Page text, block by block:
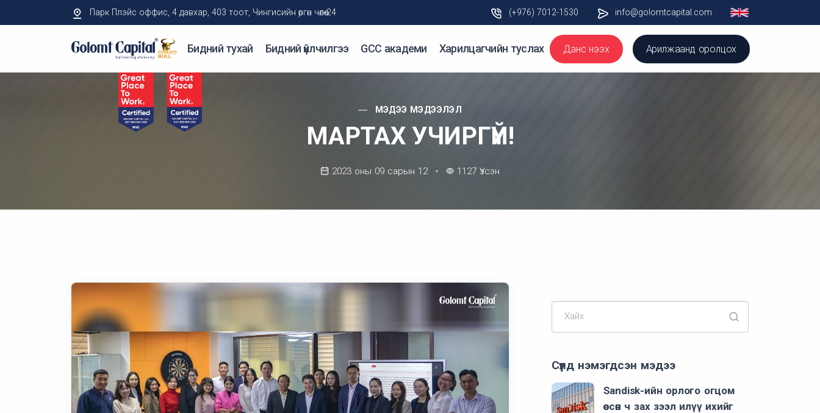
Парк Плэйс оффис, 4 давхар, 403 тоот, Чингисийн өргөн чөлөө-24 (+976) 7012-1530 info@golomtcapital.com
Бидний тухай Бидний үйлчилгээ GCC академи Харилцагчийн туслах Данс нээх Арилжаанд оролцох
МЭДЭЭ МЭДЭЭЛЭЛ
МАРТАХ УЧИРГҮЙ!
2023 оны 09 сарын 12 1127 Үзсэн
Хайх
Сүүлд нэмэгдсэн мэдээ
Sandisk-ийн орлого огцом
өссөн ч зах зээл илүү ихийг